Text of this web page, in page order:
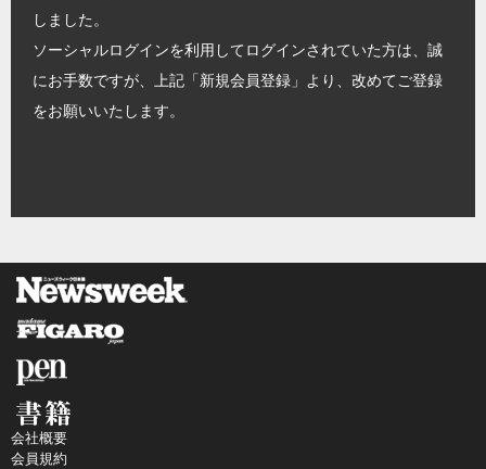
しました。
ソーシャルログインを利用してログインされていた方は、誠
にお手数ですが、上記「新規会員登録」より、改めてご登録
をお願いいたします。
会社概要
会員規約